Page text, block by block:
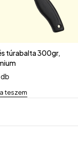
túrabalta 300gr,
teszem